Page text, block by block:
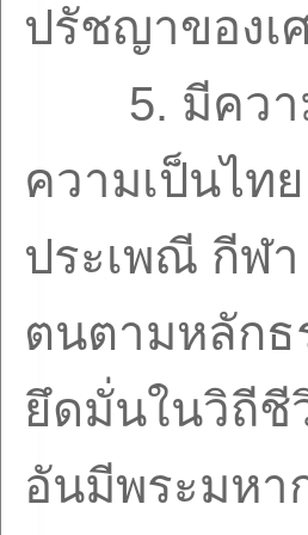
ปรัชญาของเ
5. มีคว
ความเป็นไท
ประเพณี กีฬ
ตนตามหลักธ
ยึดมั่นในวิถีชี
อันมีพระมหา